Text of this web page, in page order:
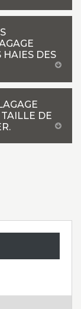
HAIES DES
DE